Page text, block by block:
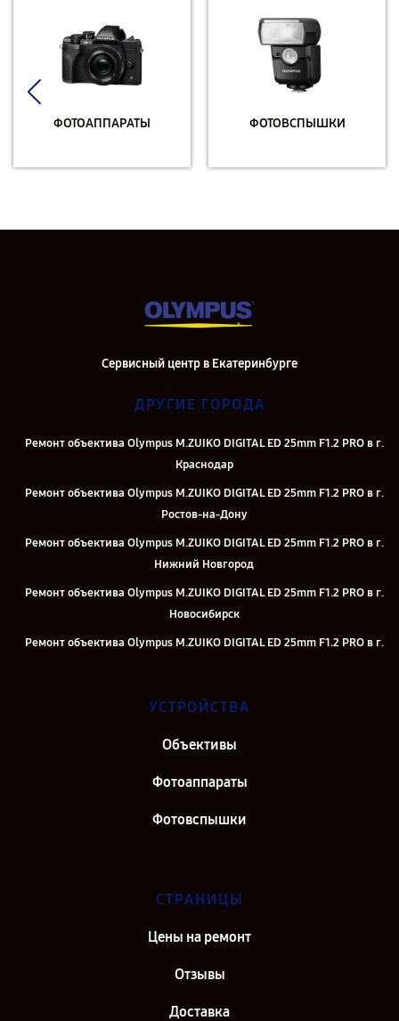
ФОТОАППАРАТЫ ФОТОВСПЫШКИ
Сервисный центр в Екатеринбурге
ДРУГИЕ ГОРОДА
Ремонт объектива Olympus M.ZUIKO DIGITAL ED 25mm F1.2 PRO в г.
Краснодар
Ремонт объектива Olympus M.ZUIKO DIGITAL ED 25mm F1.2 PRO в г.
Ростов-на-Дону
Ремонт объектива Olympus M.ZUIKO DIGITAL ED 25mm F1.2 PRO в г.
Нижний Новгород
Ремонт объектива Olympus M.ZUIKO DIGITAL ED 25mm F1.2 PRO в г.
Новосибирск
Ремонт объектива Olympus M.ZUIKO DIGITAL ED 25mm F1.2 PRO в г.
Казань
Ремонт объектива Olympus M.ZUIKO DIGITAL ED 25mm F1.2 PRO в г.
Ремонт объектива Olympus M.ZUIKO DIGITAL ED 25mm F1.2 PRO в г.
Саратов
Ремонт объектива Olympus M.ZUIKO DIGITAL ED 25mm F1.2 PRO в г.
Ремонт объектива Olympus M.ZUIKO DIGITAL ED 25mm F1.2 PRO в г.
Санкт-Петербург
УСТРОЙСТВА
Объективы
Фотоаппараты
Фотовспышки
СТРАНИЦЫ
Цены на ремонт
Отзывы
Доставка